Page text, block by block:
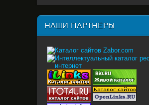
НАШИ ПАРТНЁРЫ